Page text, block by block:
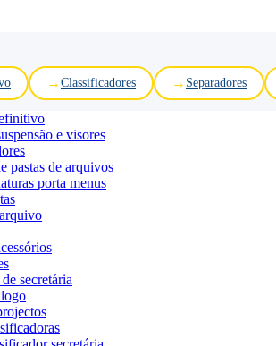
Classificadores Separadores
e visores
pastas de arquivos
porta menus
secretária